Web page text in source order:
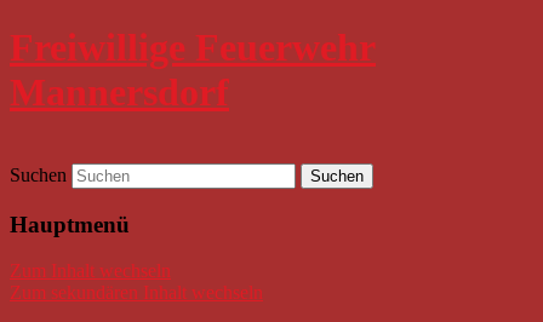
Freiwillige Feuerwehr
Mannersdorf
Suchen
Hauptmenü
Zum Inhalt wechseln
Zum sekundären Inhalt wechseln